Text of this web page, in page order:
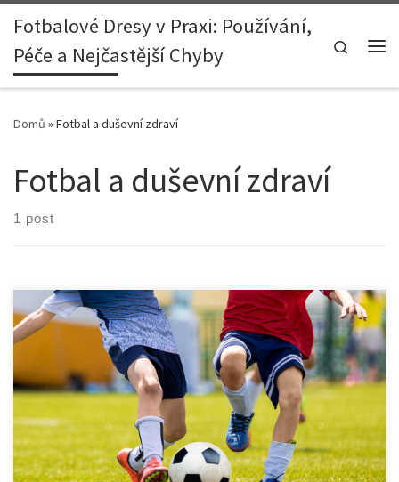
Skip to content
Fotbalové Dresy v Praxi: Používání,
Péče a Nejčastější Chyby
Search
Domů »Fotbal a duševní zdraví
Fotbal a duševní zdraví
1 post
Fotbal není jen sport, je to životní styl, který ovlivňuje nejen naše
tělo, ale i naši mysl. V posledních letech se stále více ukazuje, jak
velký vliv má pravidelná fyzická aktivita na psychické zdraví. A mezi
nejpopulárnějšími sporty, které pomáhají zlepšovat duševní
pohodu, se fotbal nachází na předních příčkách. Pro […]